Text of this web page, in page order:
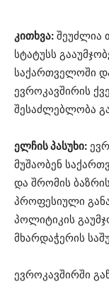
კითხვა: შეუძლია
სტატუსს
საქართველოში
ევროკავშირის
შესაძლებლობა
ელჩის პასუხი:
მუშაობენ
და შრომის
პროფესიული
პოლიტიკის
მხარდაჭერის
ევროკავშირში